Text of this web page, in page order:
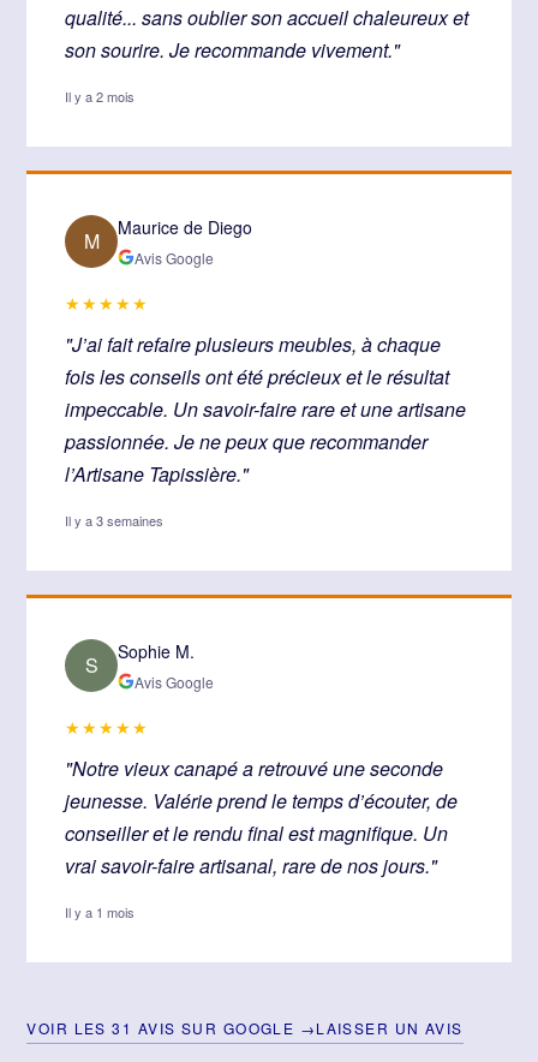
qualité... sans oublier son accueil chaleureux et
son sourire. Je recommande vivement."
Il y a 2 mois
M Maurice de Diego
Avis Google
★★★★★
"J’ai fait refaire plusieurs meubles, à chaque
fois les conseils ont été précieux et le résultat
impeccable. Un savoir-faire rare et une artisane
passionnée. Je ne peux que recommander
l’Artisane Tapissière."
Il y a 3 semaines
S Sophie M.
Avis Google
★★★★★
"Notre vieux canapé a retrouvé une seconde
jeunesse. Valérie prend le temps d’écouter, de
conseiller et le rendu final est magnifique. Un
vrai savoir-faire artisanal, rare de nos jours."
Il y a 1 mois
VOIR LES 31 AVIS SUR GOOGLE →LAISSER UN AVIS